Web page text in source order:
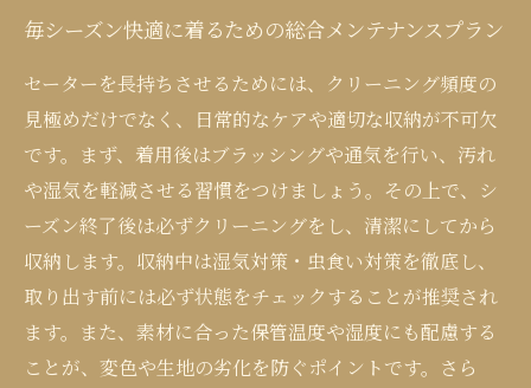
毎シーズン快適に着るための総合メンテナンスプラン
セーターを長持ちさせるためには、クリーニング頻度の
見極めだけでなく、日常的なケアや適切な収納が不可欠
です。まず、着用後はブラッシングや通気を行い、汚れ
や湿気を軽減させる習慣をつけましょう。その上で、シ
ーズン終了後は必ずクリーニングをし、清潔にしてから
収納します。収納中は湿気対策・虫食い対策を徹底し、
取り出す前には必ず状態をチェックすることが推奨され
ます。また、素材に合った保管温度や湿度にも配慮する
ことが、変色や生地の劣化を防ぐポイントです。さら